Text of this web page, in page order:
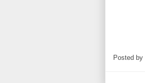
Posted by